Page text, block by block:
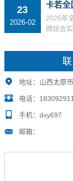
23
2026-02
卡若全
2025年
牌综合
PO...
地址：山西太原市
电话：
手机：dxy697
邮箱：